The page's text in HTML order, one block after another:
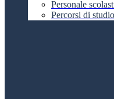
Personale
Percorsi di studio